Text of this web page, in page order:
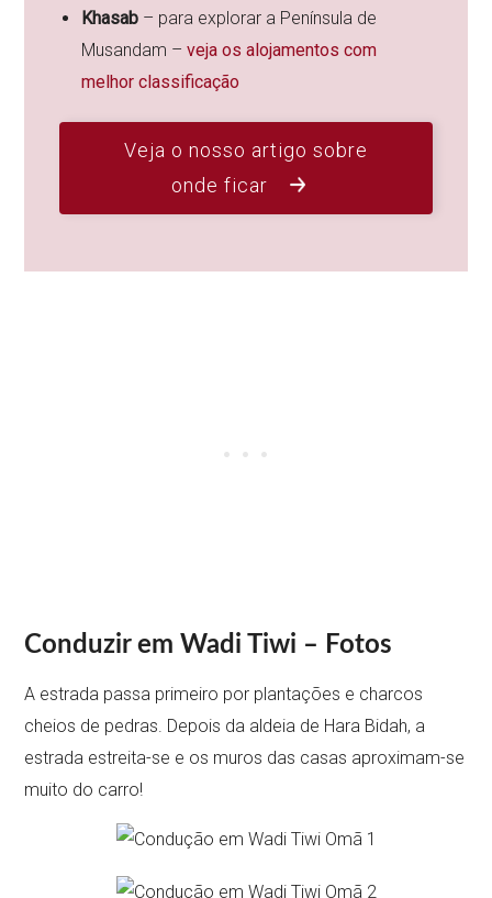
Khasab – para explorar a Península de
Musandam –veja os alojamentos com
melhor classificação
Veja o nosso artigo sobre
onde ficar
Conduzir em Wadi Tiwi – Fotos
A estrada passa primeiro por plantações e charcos
cheios de pedras. Depois da aldeia de Hara Bidah, a
estrada estreita-se e os muros das casas aproximam-se
muito do carro!